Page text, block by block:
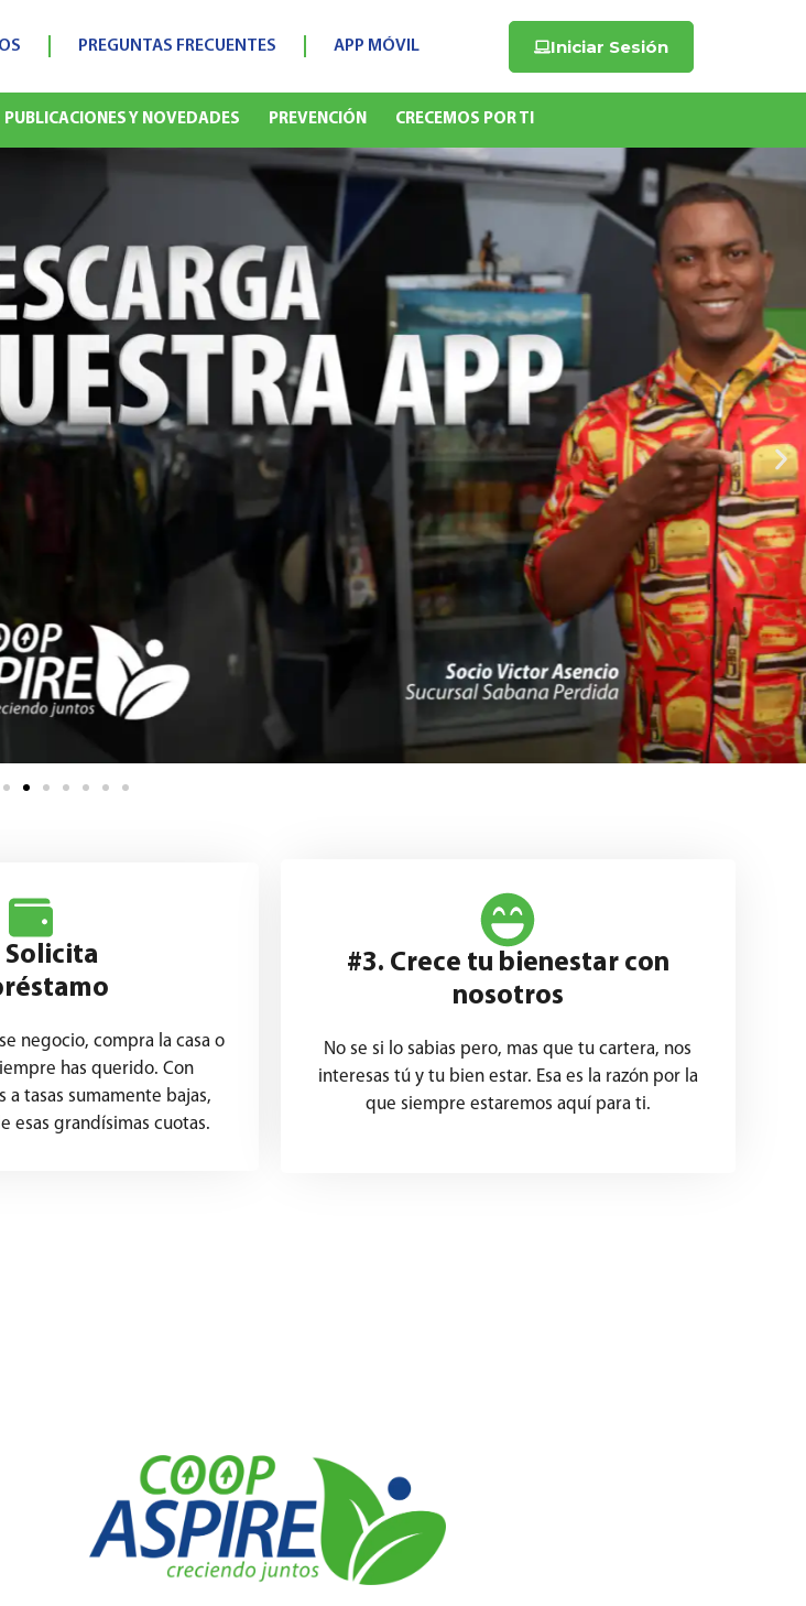
PREGUNTAS FRECUENTES APP MÓVIL Iniciar Sesión
PUBLICACIONES Y NOVEDADES PREVENCIÓN CRECEMOS POR TI
Solicita
negocio, compra la casa o
has querido. Con
a tasas sumamente bajas,
esas grandísimas cuotas.
#3. Crece tu bienestar con
nosotros
No se si lo sabias pero, mas que tu cartera, nos
interesas tú y tu bien estar. Esa es la razón por la
que siempre estaremos aquí para ti.